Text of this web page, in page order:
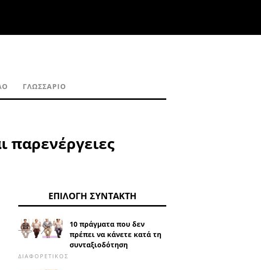
ΓΛΩΣΣΆΡΙΟ
παρενέργειες
ΕΠΙΛΟΓΉ ΣΥΝΤΆΚΤΗ
10 πράγματα που δεν
πρέπει να κάνετε κατά τη
συνταξιοδότηση
ΔΙΑΦΟΡΕΤΙΚΌΣ